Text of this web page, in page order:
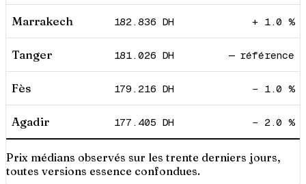
Marrakech 182.836 DH + 1.0 %
Tanger 181.026 DH — référence
Fès 179.216 DH − 1.0 %
Agadir 177.405 DH − 2.0 %
Prix médians observés sur les trente derniers jours,
toutes versions essence confondues.